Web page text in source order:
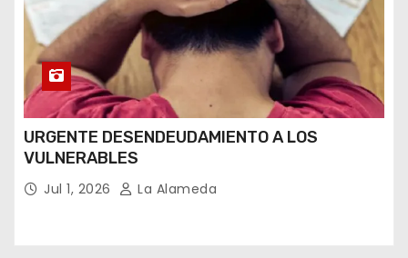
URGENTE DESENDEUDAMIENTO A LOS
VULNERABLES
Jul 1, 2026 La Alameda